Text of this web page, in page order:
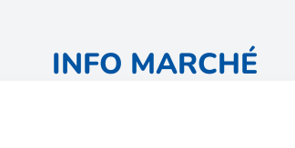
INFO MARCHÉ